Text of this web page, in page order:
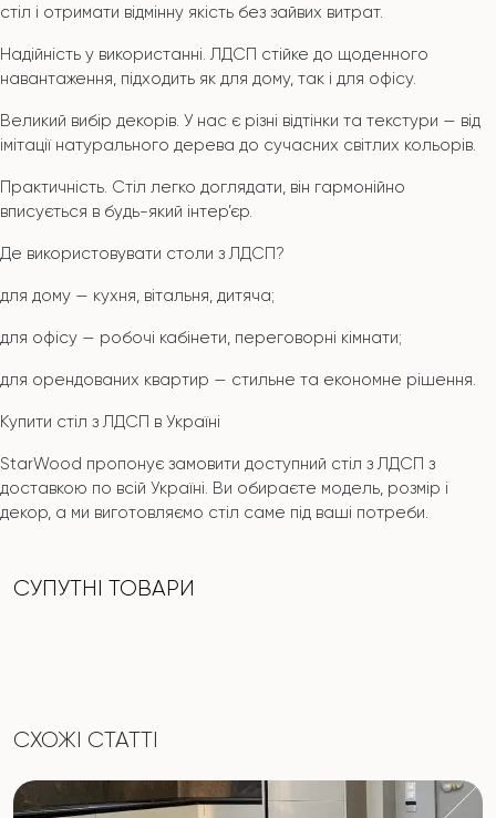
стіл і отримати відмінну якість без зайвих витрат.
Надійність у використанні. ЛДСП стійке до щоденного
навантаження, підходить як для дому, так і для офісу.
Великий вибір декорів. У нас є різні відтінки та текстури — від
імітації натурального дерева до сучасних світлих кольорів.
Практичність. Стіл легко доглядати, він гармонійно
вписується в будь-який інтер’єр.
Де використовувати столи з ЛДСП?
для дому — кухня, вітальня, дитяча;
для офісу — робочі кабінети, переговорні кімнати;
для орендованих квартир — стильне та економне рішення.
Купити стіл з ЛДСП в Україні
StarWood пропонує замовити доступний стіл з ЛДСП з
доставкою по всій Україні. Ви обираєте модель, розмір і
декор, а ми виготовляємо стіл саме під ваші потреби.
СУПУТНІ ТОВАРИ
СХОЖІ СТАТТІ